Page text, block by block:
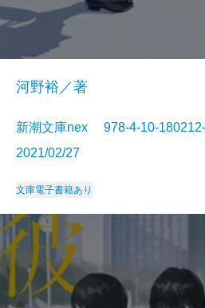
河野裕／著
新潮文庫nex 978-4-10-
2021/02/27
文庫電子書籍あり